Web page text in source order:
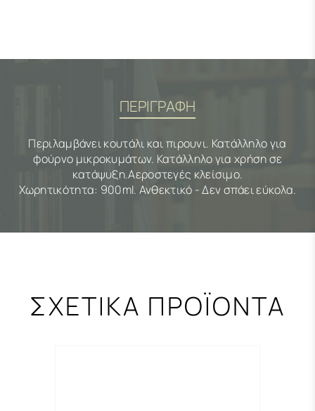
ΠΕΡΙΓΡΑΦΗ
Περιλαμβάνει κουτάλι και πιρουνι. Κατάλληλο για
φούρνο μικροκυμάτων. Κατάλληλο για χρήση σε
κατάψυξη.Αεροστεγές κλείσιμο.
Χωρητικότητα: 900ml. Ανθεκτικό - Δεν σπάει εύκολα.
ΣΧΕΤΙΚΑ ΠΡΟΪΟΝΤΑ